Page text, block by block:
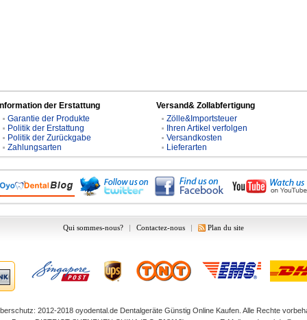
Information der Erstattung
Garantie der Produkte
Politik der Erstattung
Politik der Zurückgabe
Zahlungsarten
Versand& Zollabfertigung
Zölle&Importsteuer
Ihren Artikel verfolgen
Versandkosten
Lieferarten
Qui sommes-nous? | Contactez-nous | Plan du site
2012-2018 oyodental.de Dentalgeräte Günstig Online Kaufen. Alle Rechte